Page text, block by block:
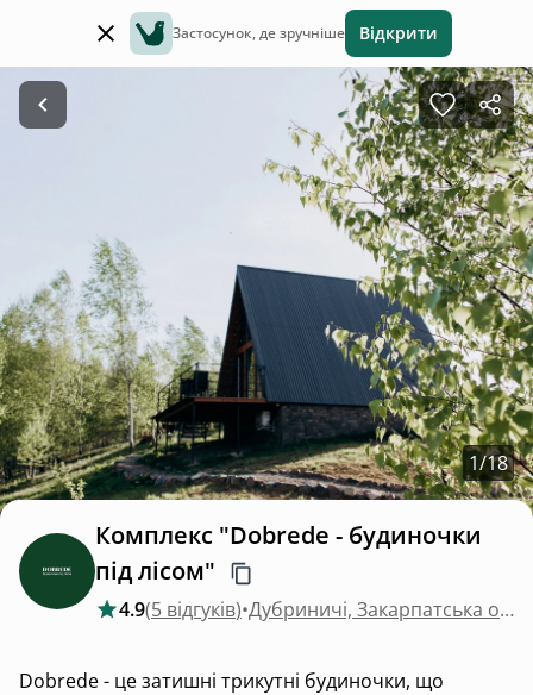
Застосунок, де зручніше Відкрити
1/18
Комплекс "Dobrede - будиночки
під лісом"
4.9(5 відгуків)• Дубриничі, Закарпатська область
Dobrede - це затишні трикутні будиночки, що